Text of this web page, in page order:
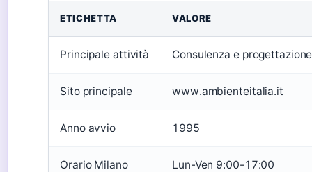
ETICHETTA VALORE
Principale attività Consulenza e
Sito principale www.ambienteitalia.it
Anno avvio 1995
Orario Milano Lun-Ven 9:00-17:00